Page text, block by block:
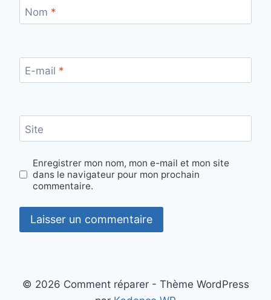
Nom *
E-mail *
Site
Enregistrer mon nom, mon e-mail et mon site
dans le navigateur pour mon prochain
commentaire.
© 2026 Comment réparer - Thème WordPress